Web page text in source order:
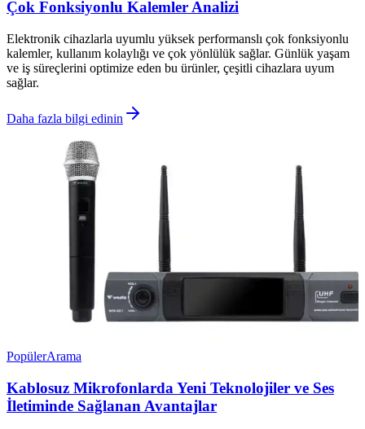
Çok Fonksiyonlu Kalemler Analizi
Elektronik cihazlarla uyumlu yüksek performanslı çok fonksiyonlu
kalemler, kullanım kolaylığı ve çok yönlülük sağlar. Günlük yaşam
ve iş süreçlerini optimize eden bu ürünler, çeşitli cihazlara uyum
sağlar.
Daha fazla bilgi edinin
PopülerArama
Kablosuz Mikrofonlarda Yeni Teknolojiler ve Ses
İletiminde Sağlanan Avantajlar